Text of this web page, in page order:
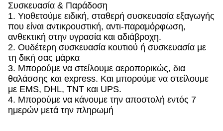
Συσκευασία & Παράδοση
1. Υιοθετούμε ειδική, σταθερή συσκευασία εξαγωγής
που είναι αντικρουστική, αντι-παραμόρφωση,
ανθεκτική στην υγρασία και αδιάβροχη.
2. Ουδέτερη συσκευασία κουτιού ή συσκευασία με
τη δική σας μάρκα
3. Μπορούμε να στείλουμε αεροπορικώς, δια
θαλάσσης και express. Και μπορούμε να στείλουμε
με EMS, DHL, TNT και UPS.
4. Μπορούμε να κάνουμε την αποστολή εντός 7
ημερών μετά την πληρωμή